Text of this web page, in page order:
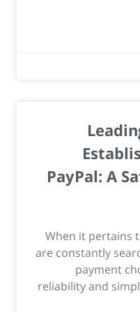
PayPal: A
When it pertains
are constantly
payment
reliability and